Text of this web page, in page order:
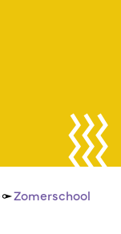
Zomerschool